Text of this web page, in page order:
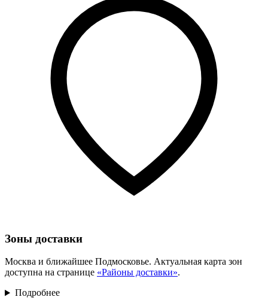
Зоны доставки
Москва и ближайшее Подмосковье. Актуальная карта зон
доступна на странице «Районы доставки».
Подробнее